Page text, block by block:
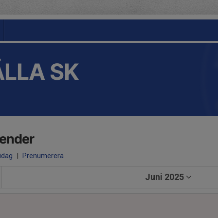
SK
| Prenumerera
Juni 2025